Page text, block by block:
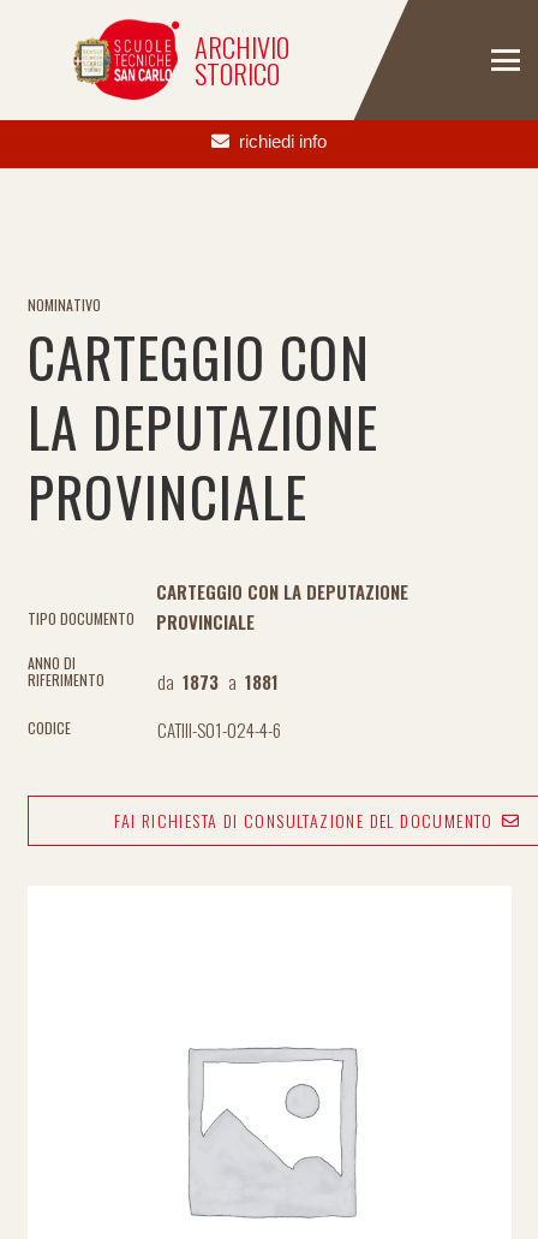
ARCHIVIO
STORICO
richiedi info
NOMINATIVO
CARTEGGIO CON
LA DEPUTAZIONE
PROVINCIALE
TIPO DOCUMENTO
CARTEGGIO CON LA DEPUTAZIONE
PROVINCIALE
ANNO DI
RIFERIMENTO
da 1873 a 1881
CODICE CATIII-S01-024-4-6
FAI RICHIESTA DI CONSULTAZIONE DEL DOCUMENTO